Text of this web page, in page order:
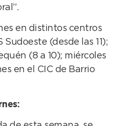
en distintos centros
(desde las 11);
(8 a 10); miércoles
en el CIC de Barrio